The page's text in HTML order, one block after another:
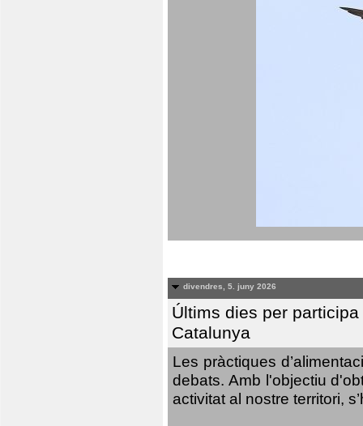
divendres, 5. juny 2026
Últims dies per
Catalunya
Les pràctiques
debats. Amb l'objectiu
activitat al nostre territori,